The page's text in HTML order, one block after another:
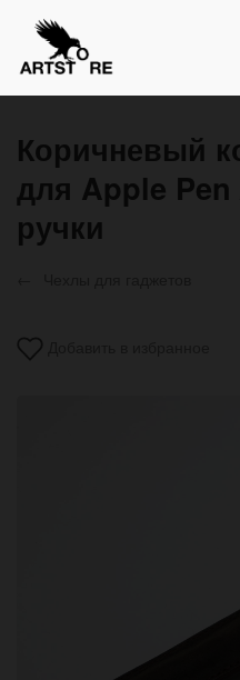
Коричневый
для Apple
ручки